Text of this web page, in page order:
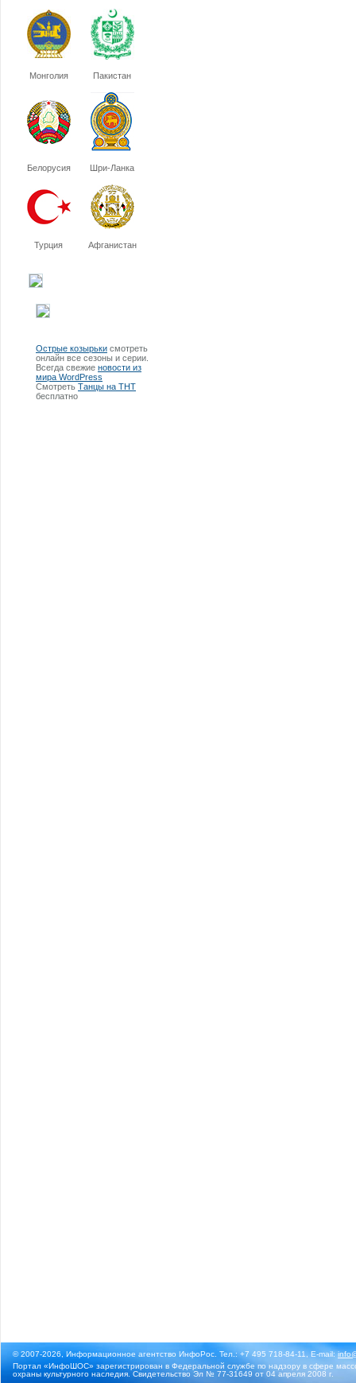
Монголия Пакистан
Белорусия Шри-Ланка
Турция Афганистан
Острые козырьки смотреть
онлайн все сезоны и серии.
Всегда свежие новости из
мира WordPress
Смотреть Танцы на ТНТ
бесплатно
© 2007-2026, Информационное агентство ИнфоРос. Тел.: +7 495 718-84-11, E-mail:
Портал «ИнфоШОС» зарегистрирован в Федеральной службе по надзору в сфере
охраны культурного наследия. Свидетельство Эл № 77-31649 от 04 апреля 2008 г.